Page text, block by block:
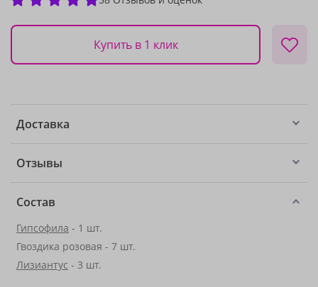
Купить в 1 клик
Доставка
Отзывы
Состав
Гипсофила - 1 шт.
Гвоздика розовая - 7 шт.
Лизиантус - 3 шт.